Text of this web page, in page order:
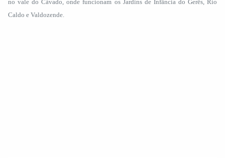
no vale do Cávado, onde funcionam os Jardins de Infância do Gerês, Rio
Caldo e Valdozende.